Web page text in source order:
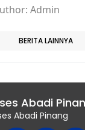
Admin
BERITA LAINNYA
Abadi
Abadi Pinang